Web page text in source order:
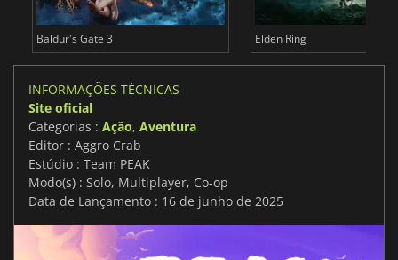
Baldur's Gate 3 Elden Ring
INFORMAÇÕES TÉCNICAS
Site oficial
Categorias : Ação, Aventura
Editor : Aggro Crab
Estúdio : Team PEAK
Modo(s) : Solo, Multiplayer, Co-op
Data de Lançamento : 16 de junho de 2025